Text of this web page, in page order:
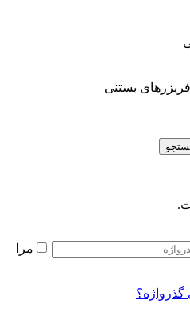
بستنی
مرا